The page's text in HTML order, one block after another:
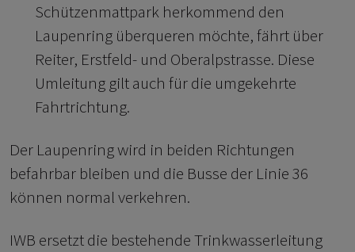
Schützenmattpark herkommend den
Laupenring überqueren möchte, fährt über
Reiter, Erstfeld- und Oberalpstrasse. Diese
Umleitung gilt auch für die umgekehrte
Fahrtrichtung.
Der Laupenring wird in beiden Richtungen
befahrbar bleiben und die Busse der Linie 36
können normal verkehren.
IWB ersetzt die bestehende Trinkwasserleitung